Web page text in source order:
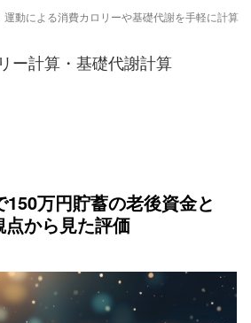
動による消費カロリーや基礎代謝を手軽に計算
ー計算・基礎代謝計算
150万円貯蓄の老後資金と
から見た評価